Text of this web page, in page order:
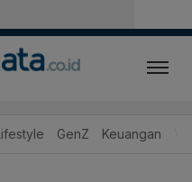
GenZ Keuangan